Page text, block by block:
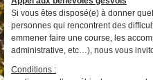
Si vous êtes disposé(e) à donner
personnes qui rencontrent des
emmener faire une course, les
administrative, etc…), nous vous
Conditions :